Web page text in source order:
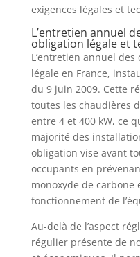
exigences légales et
L’entretien annuel
obligation légale et
L’entretien annuel
légale en France,
du 9 juin 2009. Cette
toutes les chaudières
entre 4 et 400 kW, ce
majorité des
obligation vise avant
occupants en
monoxyde de carbone
fonctionnement de
Au-delà de l’aspect
régulier présente de